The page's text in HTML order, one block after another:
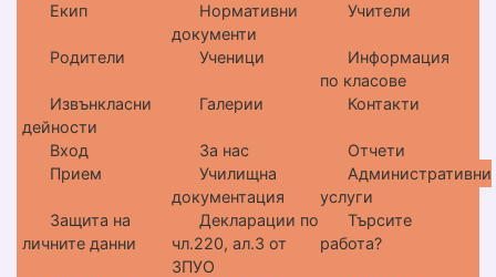
Екип
Нормативни
документи
Учители
Родители Ученици
Информация
по класове
Извънкласни
дейности
Галерии Контакти
Вход За нас
Отчети
Прием
Училищна
документация
Административни
услуги
Защита на
личните данни
Декларации по
чл.220, ал.3 от
ЗПУО
Търсите
работа?